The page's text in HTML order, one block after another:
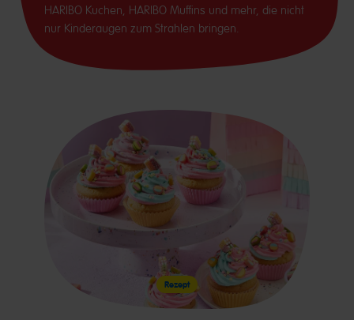
HARIBO Kuchen, HARIBO Muffins und mehr, die nicht
nur Kinderaugen zum Strahlen bringen.
Rezept